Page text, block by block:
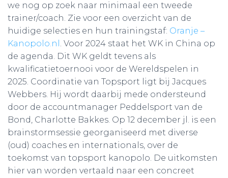
we nog op zoek naar minimaal een tweede
trainer/coach. Zie voor een overzicht van de
huidige selecties en hun trainingstaf: Oranje –
Kanopolo.nl . Voor 2024 staat het WK in China op
de agenda. Dit WK geldt tevens als
kwalificatietoernooi voor de Wereldspelen in
2025. Coordinatie van Topsport ligt bij Jacques
Webbers. Hij wordt daarbij mede ondersteund
door de accountmanager Peddelsport van de
Bond, Charlotte Bakkes. Op 12 december jl. is een
brainstormsessie georganiseerd met diverse
(oud) coaches en internationals, over de
toekomst van topsport kanopolo. De uitkomsten
hier van worden vertaald naar een concreet